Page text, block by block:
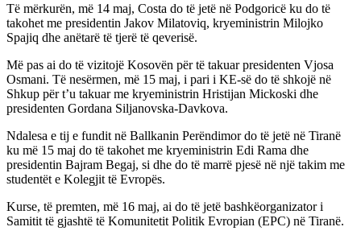
Të mërkurën, më 14 maj, Costa do të jetë në Podgoricë ku do të
takohet me presidentin Jakov Milatoviq, kryeministrin Milojko
Spajiq dhe anëtarë të tjerë të qeverisë.
Më pas ai do të vizitojë Kosovën për të takuar presidenten Vjosa
Osmani. Të nesërmen, më 15 maj, i pari i KE-së do të shkojë në
Shkup për t’u takuar me kryeministrin Hristijan Mickoski dhe
presidenten Gordana Siljanovska-Davkova.
Ndalesa e tij e fundit në Ballkanin Perëndimor do të jetë në Tiranë
ku më 15 maj do të takohet me kryeministrin Edi Rama dhe
presidentin Bajram Begaj, si dhe do të marrë pjesë në një takim me
studentët e Kolegjit të Evropës.
Kurse, të premten, më 16 maj, ai do të jetë bashkëorganizator i
Samitit të gjashtë të Komunitetit Politik Evropian (EPC) në Tiranë.